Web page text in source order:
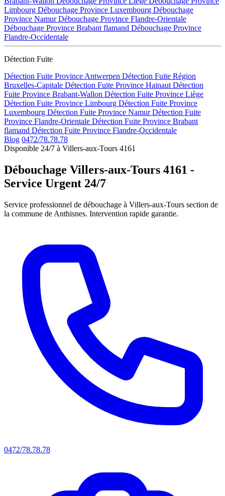
Limbourg Débouchage Province Luxembourg Débouchage
Province NamurDébouchage Province Flandre-Orientale
Débouchage Province Brabant flamand Débouchage Province
Flandre-Occidentale
Détection Fuite
Détection Fuite Province Antwerpen Détection Fuite Région
Bruxelles-Capitale Détection Fuite Province Hainaut Détection
Fuite Province Brabant-Wallon Détection Fuite Province Liège
Détection Fuite Province Limbourg Détection Fuite Province
Luxembourg Détection Fuite Province NamurDétection Fuite
Province Flandre-Orientale Détection Fuite Province Brabant
flamand Détection Fuite Province Flandre-Occidentale
Blog 0472/78.78.78
Disponible 24/7 à Villers-aux-Tours 4161
Débouchage Villers-aux-Tours 4161 -
Service Urgent 24/7
Service professionnel de débouchage à Villers-aux-Tours section de
la commune de Anthisnes. Intervention rapide garantie.
0472/78.78.78